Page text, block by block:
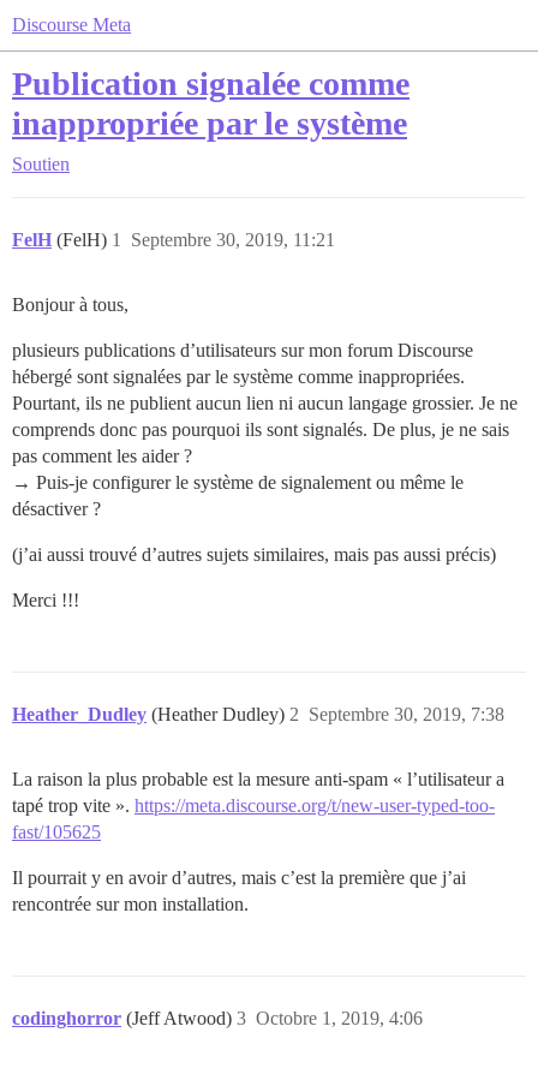
Discourse Meta
Publication signalée comme
inappropriée par le système
Soutien
FelH (FelH) Septembre 30, 2019, 11:21
1
Bonjour à tous,
plusieurs publications d’utilisateurs sur mon forum Discourse
hébergé sont signalées par le système comme inappropriées.
Pourtant, ils ne publient aucun lien ni aucun langage grossier. Je ne
comprends donc pas pourquoi ils sont signalés. De plus, je ne sais
pas comment les aider ?
→ Puis-je configurer le système de signalement ou même le
désactiver ?
(j’ai aussi trouvé d’autres sujets similaires, mais pas aussi précis)
Merci !!!
Heather_Dudley (Heather Dudley) Septembre 30, 2019, 7:38
2
La raison la plus probable est la mesure anti-spam « l’utilisateur a
tapé trop vite ». https://meta.discourse.org/t/new-user-typed-too-
fast/105625
Il pourrait y en avoir d’autres, mais c’est la première que j’ai
rencontrée sur mon installation.
codinghorror (Jeff Atwood) Octobre 1, 2019, 4:06
3